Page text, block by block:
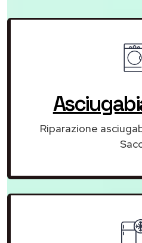
Riparazione